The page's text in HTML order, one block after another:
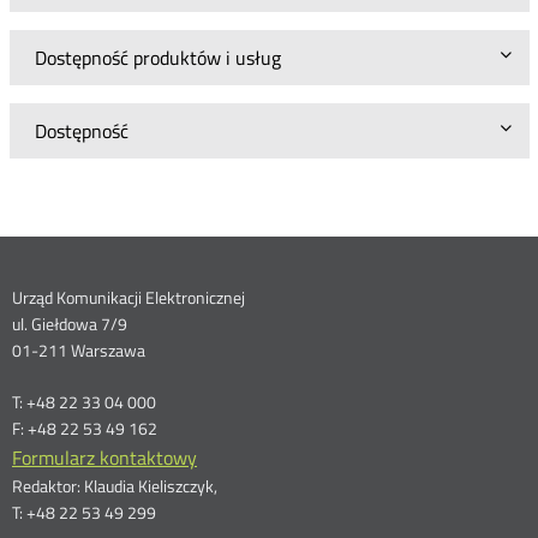
Dostępność produktów i usług
Dostępność
Dane
kontaktowe
Urząd Komunikacji Elektronicznej
ul. Giełdowa 7/9
01-211 Warszawa
T: +48 22 33 04 000
F: +48 22 53 49 162
Formularz kontaktowy
Redaktor: Klaudia Kieliszczyk,
T: +48 22 53 49 299